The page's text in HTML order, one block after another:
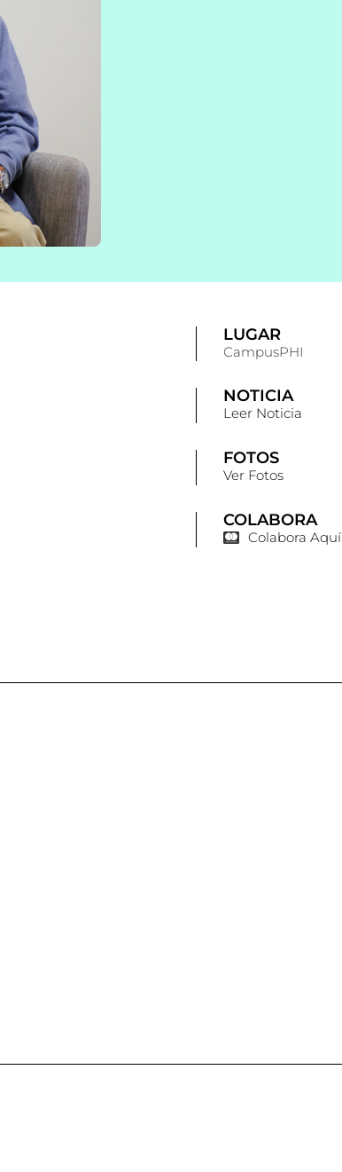
LUGAR
CampusPHI
NOTICIA
Leer Noticia
FOTOS
Ver Fotos
COLABORA
Colabora Aquí